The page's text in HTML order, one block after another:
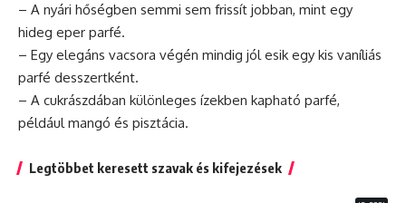
– A nyári hőségben semmi sem frissít jobban, mint egy
hideg eper parfé.
– Egy elegáns vacsora végén mindig jól esik egy kis vaníliás
parfé desszertként.
– A cukrászdában különleges ízekben kapható parfé,
példáulmangó és pisztácia.
Legtöbbet keresett szavak és kifejezések